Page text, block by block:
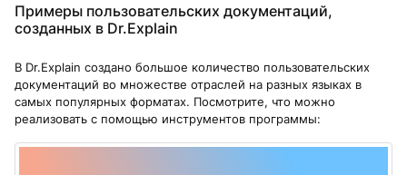
Примеры пользовательских документаций,
созданных в Dr.Explain
В Dr.Explain создано большое количество пользовательских
документаций во множестве отраслей на разных языках в
самых популярных форматах. Посмотрите, что можно
реализовать с помощью инструментов программы: